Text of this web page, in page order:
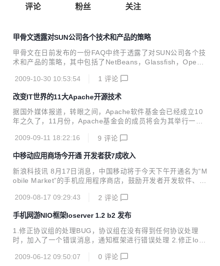
评论
粉丝 关注
甲骨文透露对SUN公司各个技术和产品的策略
甲骨文在日前发布的一份FAQ中终于透露了对SUN公司各个技
术和产品的策略，其中包括了NetBeans，Glassfish，OpenO
PARC和Solaris都已经重申过多次了，但对这几个产品的策略
划吧。 NetBeans 甲骨文打算将NetBeans作为JDev
eloper和Oracle Enterprise Pack for Eclipse的“额外的开源
选择”，甲骨文非常清楚，JDeveloper才是Oracle融合未来企
业级开发的战略性开发工具。甲骨文表...
2009-10-30 10:53:54 1 评论
改变IT世界的11大Apache开源技术
据国外媒体报道，转眼之间，Apache软件基金会已经成立10
年之久了，11月份，Apache基金会的成员将会为其举行一次
是Apache却创造了对现代互联网来说很重要的技术。 下面，
如下： 1、Apache Web ServerApache HTTP服务器项目 Ap
ache HTTP服务器项目主要致力于为现代操作系统开发和维护
开源的HTTP服务器，其中包括Unix和Windows NT。这个项
全、高效和可扩展的服务器的HTT...
2009-09-11 18:22:16 9 评论
中移动应用商场今开通 开发者获7成收入
新浪科技讯 8月17日消息，中国移动将于今天下午开通名为“M
obile Market”的手机应用程序商店，鼓励开发者开发软件、游
将在北京召开“Mobile Market”上线的发布会，“Mobile Marke
动应用商场，网址为http://www.mmarket.com/，虽然该网址
曾偶尔能进入，但预计将在今天下午才正式上线。 开设该手机
软件商店的目的与著名的苹果公司软件商店App Store有类似
供用户下载，...
2009-08-17 09:29:43 2 评论
手机网游NIO框架Ioserver 1.2 b2 发布
1.修正协议组的处理BUG，协议组在没有得到任何协议处理
时，加入了一个错误消息，通知框架进行错误处理 2.修正IoS
e，IoService要根据配置的内容进行启动，一个配置可以启动
2009-06-12 09:50:07 0 评论